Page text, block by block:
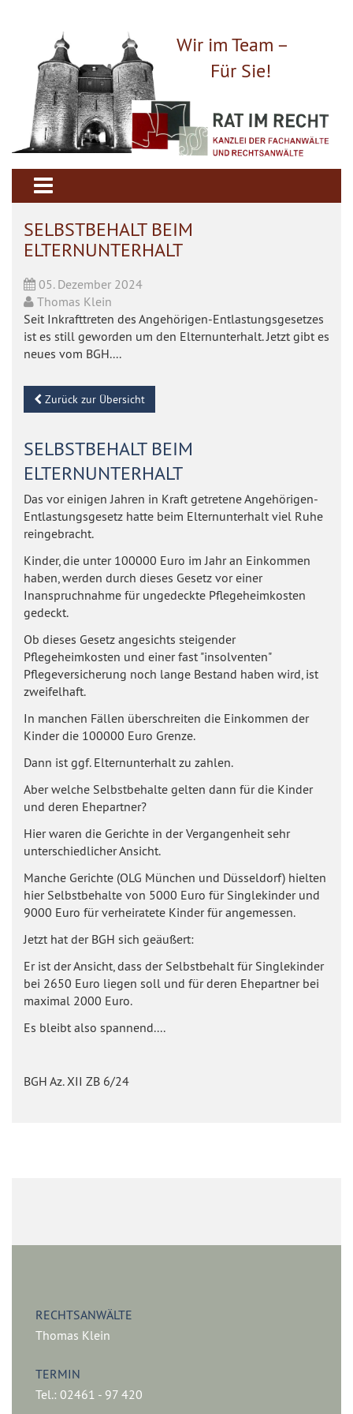
Wir im Team –
Für Sie!
SELBSTBEHALT BEIM
ELTERNUNTERHALT
05. Dezember 2024
Thomas Klein
Seit Inkrafttreten des Angehörigen-Entlastungsgesetzes
ist es still geworden um den Elternunterhalt. Jetzt gibt es
neues vom BGH....
Zurück zur Übersicht
SELBSTBEHALT BEIM
ELTERNUNTERHALT
Das vor einigen Jahren in Kraft getretene Angehörigen-
Entlastungsgesetz hatte beim Elternunterhalt viel Ruhe
reingebracht.
Kinder, die unter 100000 Euro im Jahr an Einkommen
haben, werden durch dieses Gesetz vor einer
Inanspruchnahme für ungedeckte Pflegeheimkosten
gedeckt.
Ob dieses Gesetz angesichts steigender
Pflegeheimkosten und einer fast "insolventen"
Pflegeversicherung noch lange Bestand haben wird, ist
zweifelhaft.
In manchen Fällen überschreiten die Einkommen der
Kinder die 100000 Euro Grenze.
Dann ist ggf. Elternunterhalt zu zahlen.
Aber welche Selbstbehalte gelten dann für die Kinder
und deren Ehepartner?
Hier waren die Gerichte in der Vergangenheit sehr
unterschiedlicher Ansicht.
Manche Gerichte (OLG München und Düsseldorf) hielten
hier Selbstbehalte von 5000 Euro für Singlekinder und
9000 Euro für verheiratete Kinder für angemessen.
Jetzt hat der BGH sich geäußert:
Er ist der Ansicht, dass der Selbstbehalt für Singlekinder
bei 2650 Euro liegen soll und für deren Ehepartner bei
maximal 2000 Euro.
Es bleibt also spannend....
BGH Az. XII ZB 6/24
RECHTSANWÄLTE
Thomas Klein
TERMIN
Tel.: 02461 - 97 420